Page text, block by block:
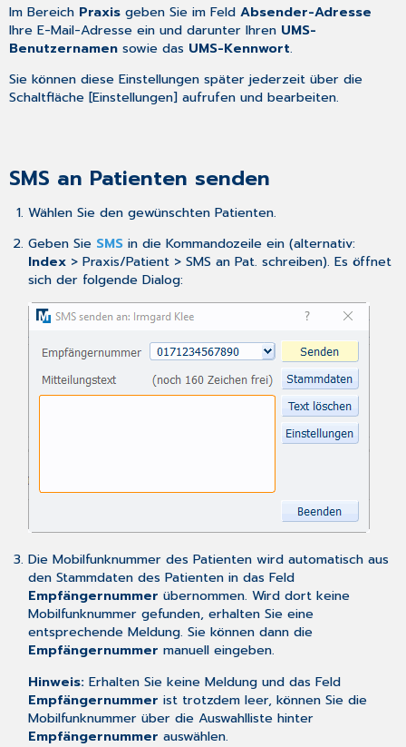
Im Bereich Praxis geben Sie im FeldAbsender-Adresse
Ihre E-Mail-Adresse ein und darunter Ihren UMS-
Benutzernamen sowie das UMS-Kennwort.
Sie können diese Einstellungen später jederzeit über die
Schaltfläche [Einstellungen] aufrufen und bearbeiten.
SMS an Patienten senden
WählenSie den gewünschten Patienten.
Geben Sie SMSin die Kommandozeile ein (alternativ:
Index> Praxis/Patient > SMS an Pat. schreiben). Es öffnet
sich der folgende Dialog:
Die Mobilfunknummer des Patienten wird automatisch aus
den Stammdaten des Patientenin das Feld
Empfängernummer übernommen. Wird dort keine
Mobilfunknummer gefunden, erhalten Sie eine
entsprechende Meldung. Sie können dann die
Empfängernummer manuell eingeben.
Hinweis: Erhalten Sie keine Meldung und das Feld
Empfängernummer ist trotzdem leer, können Sie die
Mobilfunknummer über die Auswahlliste hinter
Empfängernummer auswählen.